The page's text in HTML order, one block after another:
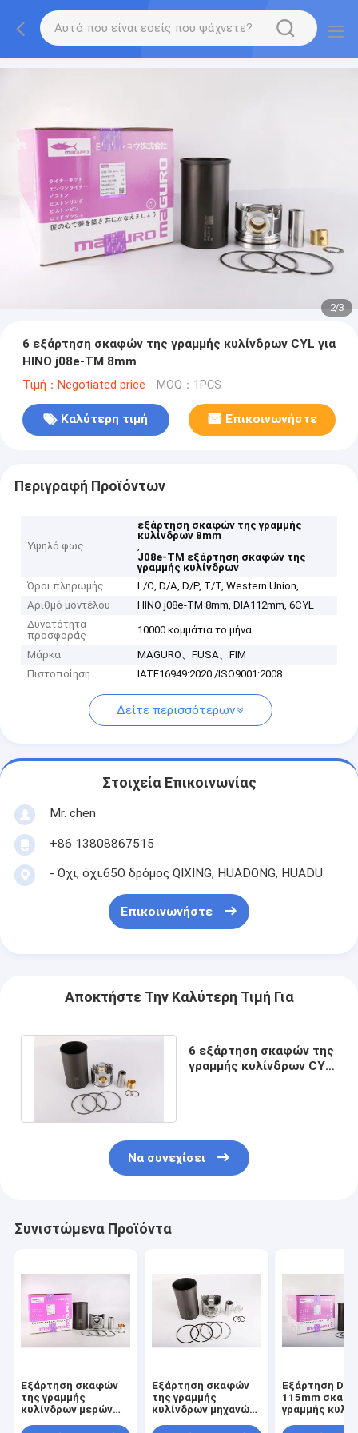
2/3
6 εξάρτηση σκαφών της γραμμής κυλίνδρων CYL για
HINO j08e-TM 8mm
Τιμή：Negotiated price MOQ：1PCS
Καλύτερη τιμή Επικοινωνήστε
Περιγραφή Προϊόντων
Υψηλό φως
εξάρτηση σκαφών της γραμμής
κυλίνδρων 8mm
,
J08e-TM εξάρτηση σκαφών της
γραμμής κυλίνδρων
Όροι πληρωμής
L/C, D/A, D/P, T/T, Western Union,
Αριθμό μοντέλου
HINO j08e-TM 8mm, DIA112mm, 6CYL
Δυνατότητα
προσφοράς
10000 κομμάτια το μήνα
Μάρκα
MAGURO、FUSA、FIM
Πιστοποίηση
IATF16949:2020 /ISO9001:2008
Δείτε περισσότερων
Στοιχεία Επικοινωνίας
Mr. chen
+86 13808867515
- Όχι, όχι.65Ο δρόμος QIXING, HUADONG, HUADU.
Επικοινωνήστε
Αποκτήστε Την Καλύτερη Τιμή Για
6 εξάρτηση σκαφών της
γραμμής κυλίνδρων CYL
Να συνεχίσει
Συνιστώμενα Προϊόντα
Εξάρτηση σκαφών
της γραμμής
κυλίνδρων μερών
Εξάρτηση σκαφών
της γραμμής
κυλίνδρων μηχανών
Εξάρτηση Dia
115mm
γραμμής